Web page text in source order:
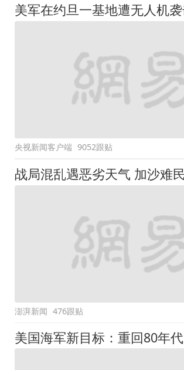
央视新闻客户端 9052跟贴
澎湃新闻 476跟贴
美国海军新目标：重回80年代